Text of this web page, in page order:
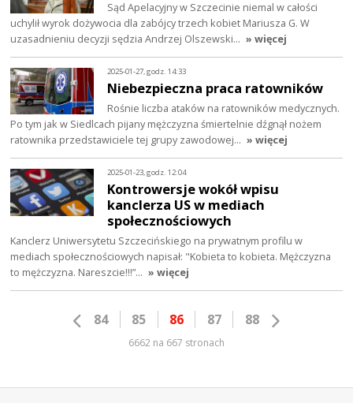
Sąd Apelacyjny w Szczecinie niemal w całości
uchylił wyrok dożywocia dla zabójcy trzech kobiet Mariusza G. W
uzasadnieniu decyzji sędzia Andrzej Olszewski… » więcej
2025-01-27, godz. 14:33
Niebezpieczna praca ratowników
Rośnie liczba ataków na ratowników medycznych.
Po tym jak w Siedlcach pijany mężczyzna śmiertelnie dźgnął nożem
ratownika przedstawiciele tej grupy zawodowej… » więcej
2025-01-23, godz. 12:04
Kontrowersje wokół wpisu
kanclerza US w mediach
społecznościowych
Kanclerz Uniwersytetu Szczecińskiego na prywatnym profilu w
mediach społecznościowych napisał: "Kobieta to kobieta. Mężczyzna
to mężczyzna. Nareszcie!!!”… » więcej
84 85 86 87 88
6662 na 667 stronach